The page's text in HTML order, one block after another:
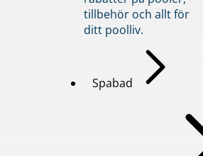
tillbehör och allt för
ditt poolliv.
Spabad